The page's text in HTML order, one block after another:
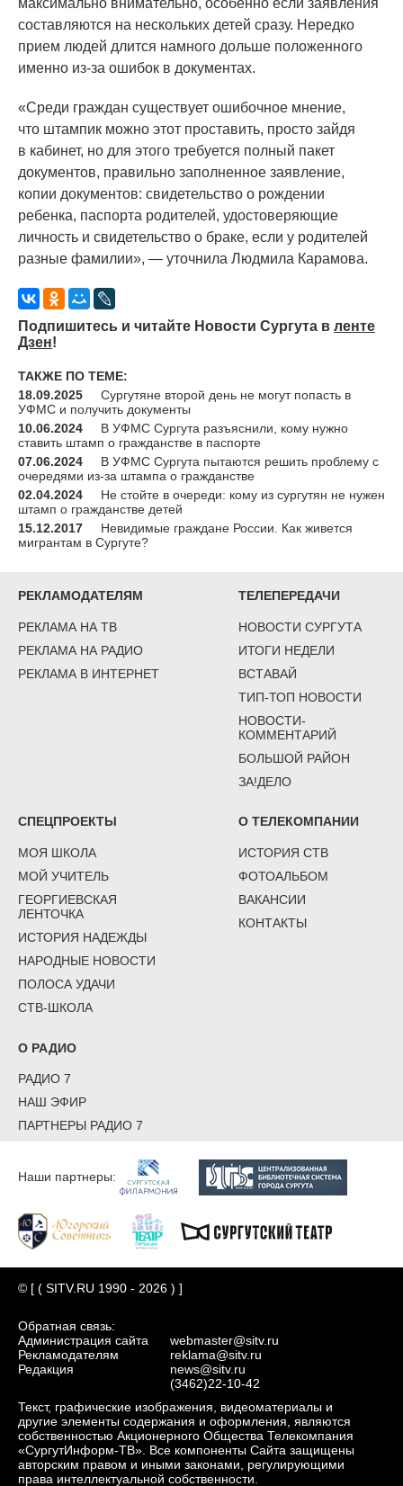
составляются на нескольких детей сразу. Нередко
прием людей длится намного дольше положенного
именно из-за ошибок в документах.
«Среди граждан существует ошибочное мнение,
что штампик можно этот проставить, просто зайдя
в кабинет, но для этого требуется полный пакет
документов, правильно заполненное заявление,
копии документов: свидетельство о рождении
ребенка, паспорта родителей, удостоверяющие
личность и свидетельство о браке, если у родителей
разные фамилии», — уточнила Людмила Карамова.
Подпишитесь и читайте Новости Сургута в ленте
Дзен!
ТАКЖЕ ПО ТЕМЕ:
18.09.2025
Сургутяне второй день не могут попасть в
УФМС и получить документы
10.06.2024
В УФМС Сургута разъяснили, кому нужно
ставить штамп о гражданстве в паспорте
07.06.2024
В УФМС Сургута пытаются решить проблему с
очередями из-за штампа о гражданстве
02.04.2024
Не стойте в очереди: кому из сургутян не нужен
штамп о гражданстве детей
15.12.2017
Невидимые граждане России. Как живется
мигрантам в Сургуте?
РЕКЛАМОДАТЕЛЯМ
РЕКЛАМА НА ТВ
РЕКЛАМА НА РАДИО
РЕКЛАМА В ИНТЕРНЕТ
ТЕЛЕПЕРЕДАЧИ
НОВОСТИ СУРГУТА
ИТОГИ НЕДЕЛИ
ВСТАВАЙ
ТИП-ТОП НОВОСТИ
НОВОСТИ-
КОММЕНТАРИЙ
БОЛЬШОЙ РАЙОН
ЗА!ДЕЛО
СПЕЦПРОЕКТЫ
МОЯ ШКОЛА
МОЙ УЧИТЕЛЬ
ГЕОРГИЕВСКАЯ
ЛЕНТОЧКА
ИСТОРИЯ НАДЕЖДЫ
НАРОДНЫЕ НОВОСТИ
ПОЛОСА УДАЧИ
СТВ-ШКОЛА
О ТЕЛЕКОМПАНИИ
ИСТОРИЯ СТВ
ФОТОАЛЬБОМ
ВАКАНСИИ
КОНТАКТЫ
О РАДИО
РАДИО 7
НАШ ЭФИР
ПАРТНЕРЫ РАДИО 7
Наши партнеры:
© [ ( SITV.RU 1990 - 2026 ) ]
Обратная связь:
Администрация сайта
Рекламодателям
Редакция
webmaster@sitv.ru
reklama@sitv.ru
news@sitv.ru
(3462)22-10-42
Текст, графические изображения, видеоматериалы и
другие элементы содержания и оформления, являются
собственностью Акционерного Общества Телекомпания
«СургутИнформ-ТВ». Все компоненты Сайта защищены
авторским правом и иными законами, регулирующими
права интеллектуальной собственности.